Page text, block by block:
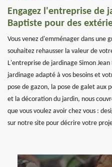
Engagez l'entreprise de
Baptiste pour des
Vous venez d'emménager dans une
souhaitez rehausser la valeur de
L'entreprise de jardinage Simon
jardinage adapté à vos besoins et
pose de gazon, la pose de galet aux
et la décoration du jardin, nous
que vous voulez avoir chez vous :
sur notre site pour décrire votre